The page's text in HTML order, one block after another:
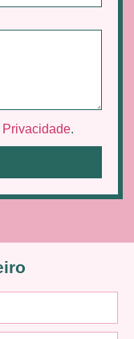
.